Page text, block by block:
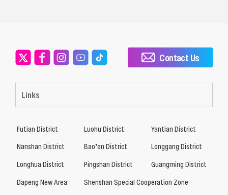
Links
Contact Us
Futian District Luohu District
Yantian District
Nanshan District
Bao’an District
Longgang District
Longhua District
Pingshan District
Guangming District
Dapeng New Area
Shenshan Special Cooperation Zone